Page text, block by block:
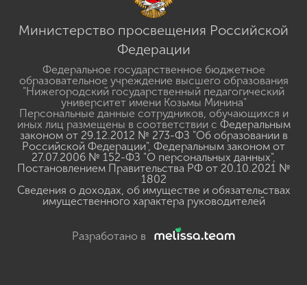
Министерство просвещения Российской
Федерации
Федеральное государственное бюджетное
образовательное учреждение высшего образования
"Нижегородский государственный педагогический
университет имени Козьмы Минина"
Персональные данные сотрудников, обучающихся и
иных лиц размещены в соответствии с Федеральным
законом от 29.12.2012 № 273-ФЗ "Об образовании в
Российской Федерации", Федеральным законом от
27.07.2006 № 152-ФЗ "О персональных данных",
Постановлением Правительства РФ от 20.10.2021 №
1802
Сведения о доходах, об имуществе и обязательствах
имущественного характера руководителей
Разработано в